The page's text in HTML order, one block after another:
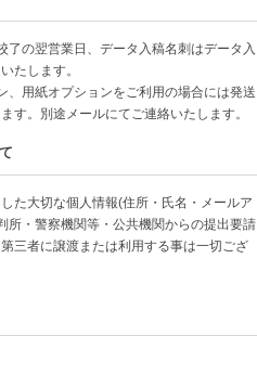
了の翌営業日、データ入稿名刺はデータ入
たします。
、用紙オプションをご利用の場合には発送
す。別途メールにてご連絡いたします。
た大切な個人情報(住所・氏名・メールア
所・警察機関等・公共機関からの提出要請
三者に譲渡または利用する事は一切ござ